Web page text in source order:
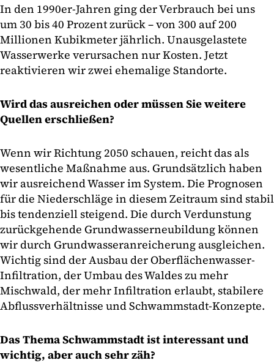
In den 1990er-Jahren ging der Verbrauch bei uns
um 30 bis 40 Prozent zurück – von 300 auf 200
Millionen Kubikmeter jährlich. Unausgelastete
Wasserwerke verursachen nur Kosten. Jetzt
reaktivieren wir zwei ehemalige Standorte.
Wird das ausreichen oder müssen Sie weitere
Quellen erschließen?
Wenn wir Richtung 2050 schauen, reicht das als
wesentliche Maßnahme aus. Grundsätzlich haben
wir ausreichend Wasser im System. Die Prognosen
für die Niederschläge in diesem Zeitraum sind stabil
bis tendenziell steigend. Die durch Verdunstung
zurückgehende Grundwasserneubildung können
wir durch Grundwasseranreicherung ausgleichen.
Wichtig sind der Ausbau der Oberflächenwasser-
Infiltration, der Umbau des Waldes zu mehr
Mischwald, der mehr Infiltration erlaubt, stabilere
Abflussverhältnisse und Schwammstadt-Konzepte.
Das Thema Schwammstadt ist interessant und
wichtig, aber auch sehr zäh?